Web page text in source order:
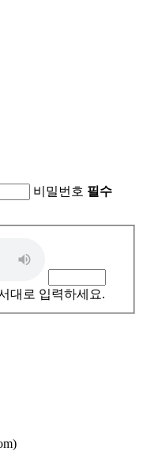
비밀번호 필수
대로 입력하세요.